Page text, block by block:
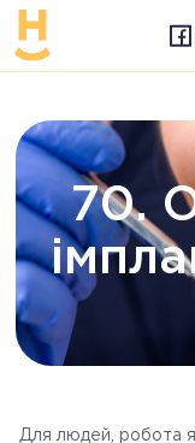
70.
Для людей, робота